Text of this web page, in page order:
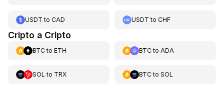
USDT to CAD USDT toCHF
Cripto a Cripto
BTCto ETH BTCto ADA
SOL to TRX BTCto SOL